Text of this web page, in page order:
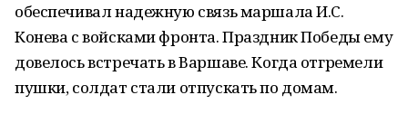
обеспечивал надежную связь маршала И.С.
Конева с войсками фронта. Праздник Победы ему
довелось встречать в Варшаве. Когда отгремели
пушки, солдат стали отпускать по домам.